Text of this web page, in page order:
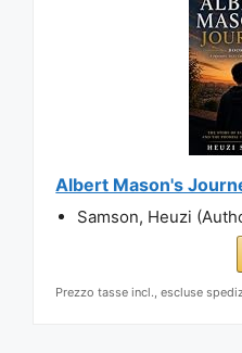
Albert Mason's
Samson, Heuzi
Prezzo tasse incl., escluse